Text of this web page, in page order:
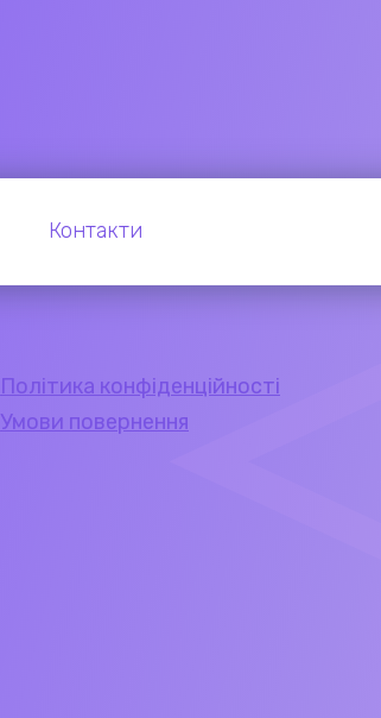
Контакти
Політика конфіденційності
Умови повернення